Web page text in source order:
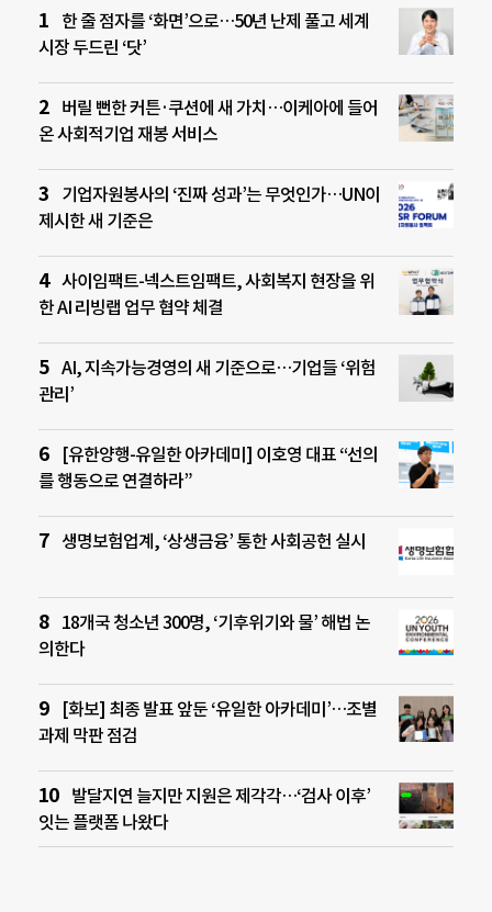
한 줄 점자를 ‘화면’으로…50년 난제 풀고 세계
시장 두드린 ‘닷’
버릴 뻔한 커튼·쿠션에 새 가치…이케아에 들어
온 사회적기업 재봉 서비스
기업자원봉사의 ‘진짜 성과’는 무엇인가…UN이
제시한 새 기준은
사이임팩트-넥스트임팩트, 사회복지 현장을 위
한 AI 리빙랩 업무 협약 체결
AI, 지속가능경영의 새 기준으로…기업들 ‘위험
관리’
[유한양행-유일한 아카데미] 이호영 대표 “선의
를 행동으로 연결하라”
생명보험업계, ‘상생금융’ 통한 사회공헌 실시
18개국 청소년 300명, ‘기후위기와 물’ 해법 논
의한다
[화보] 최종 발표 앞둔 ‘유일한 아카데미’…조별
과제 막판 점검
발달지연 늘지만 지원은 제각각…‘검사 이후’
잇는 플랫폼 나왔다